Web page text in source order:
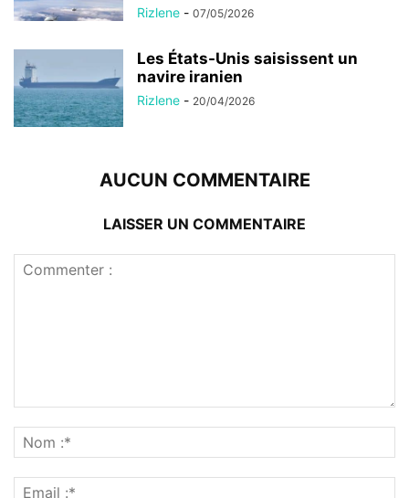
Rizlene - 07/05/2026
Les États-Unis saisissent un
navire iranien
Rizlene - 20/04/2026
AUCUN COMMENTAIRE
LAISSER UN COMMENTAIRE